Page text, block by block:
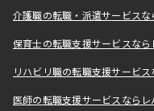
介護職の転職・派遣サービス
保育士の転職支援サービスなら
リハビリ職の転職支援サービ
医師の転職支援サービスなら